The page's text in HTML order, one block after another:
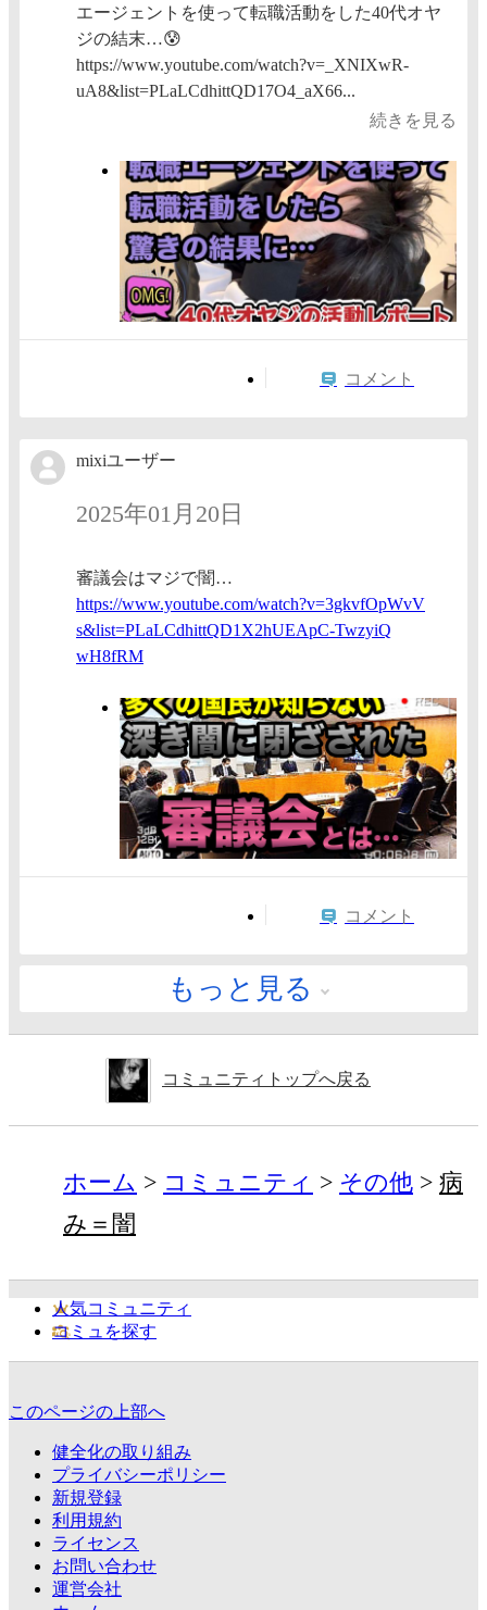
エージェントを使って転職活動をした40代オヤ
ジの結末…😰
https://www.youtube.com/watch?v=_XNIXwR-
uA8&list=PLaLCdhittQD17O4_aX66...
続きを見る
コメント
mixiユーザー
2025年01月20日
審議会はマジで闇…
https://www.youtube.com/watch?v=3gkvfOpWvV
s&list=PLaLCdhittQD1X2hUEApC-TwzyiQ
wH8fRM
コメント
もっと見る
コミュニティトップへ戻る
ホーム コミュニティ その他
病
み＝闇
人気コミュニティ
コミュを探す
このページの上部へ
健全化の取り組み
プライバシーポリシー
新規登録
利用規約
ライセンス
お問い合わせ
運営会社